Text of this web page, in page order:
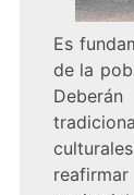
Es
de la